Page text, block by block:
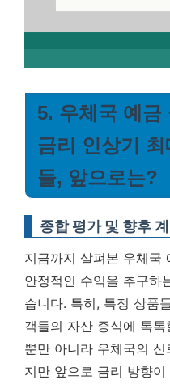
5. 우체국 예금
금리 인상기
들, 앞으로는?
종합 평가 및 향후
지금까지 살펴본 우체국
안정적인 수익을 추구하
습니다. 특히, 특정 상품
객들의 자산 증식에 톡
뿐만 아니라 우체국의
지만 앞으로 금리 방향